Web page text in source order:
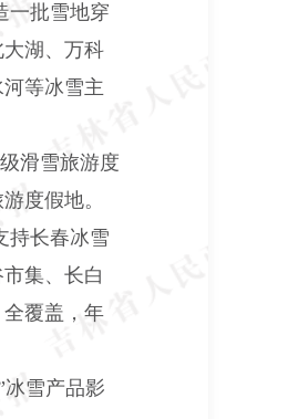
一批雪地穿
湖、万科
等冰雪主
滑雪旅游度
度假地。
持长春冰雪
集、长白
覆盖，年
雪产品影